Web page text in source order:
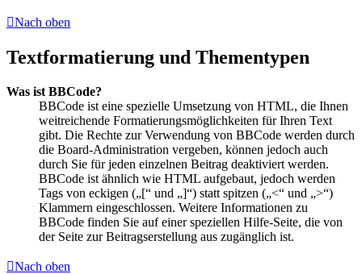
Nach oben
Textformatierung und Thementypen
Was ist BBCode?
BBCode ist eine spezielle Umsetzung von HTML, die Ihnen
weitreichende Formatierungsmöglichkeiten für Ihren Text
gibt. Die Rechte zur Verwendung von BBCode werden durch
die Board-Administration vergeben, können jedoch auch
durch Sie für jeden einzelnen Beitrag deaktiviert werden.
BBCode ist ähnlich wie HTML aufgebaut, jedoch werden
Tags von eckigen („[“ und „]“) statt spitzen („<“ und „>“)
Klammern eingeschlossen. Weitere Informationen zu
BBCode finden Sie auf einer speziellen Hilfe-Seite, die von
der Seite zur Beitragserstellung aus zugänglich ist.
Nach oben